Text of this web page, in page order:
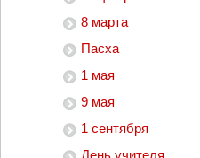
8 марта
Пасха
1 мая
9 мая
1 сентября
День учителя